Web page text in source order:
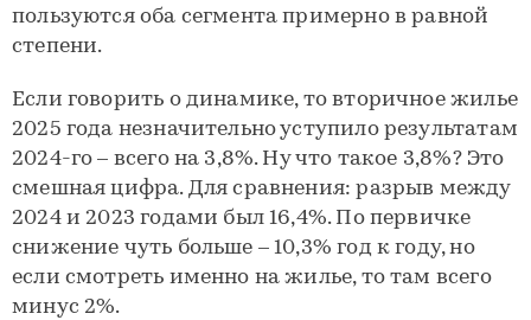
пользуются оба сегмента примерно в равной
степени.
Если говорить о динамике, то вторичное жилье
2025 года незначительно уступило результатам
2024-го – всего на 3,8%. Ну что такое 3,8%? Это
смешная цифра. Для сравнения: разрыв между
2024 и 2023 годами был 16,4%. По первичке
снижение чуть больше – 10,3% год к году, но
если смотреть именно на жилье, то там всего
минус 2%.